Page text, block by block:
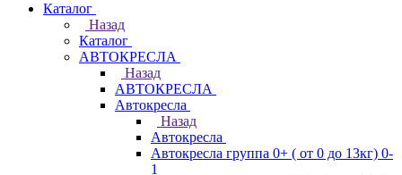
Каталог
Назад
Каталог
АВТОКРЕСЛА
Назад
АВТОКРЕСЛА
Автокресла
Назад
Автокресла
Автокресла группа 0+ ( от 0 до 13кг) 0-
1